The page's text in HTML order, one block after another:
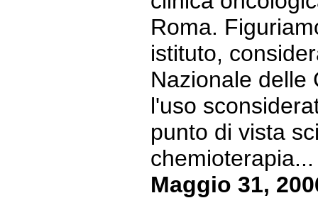
Roma.
istituto,
Nazionale delle
l'uso
punto di vista
Maggio 31,